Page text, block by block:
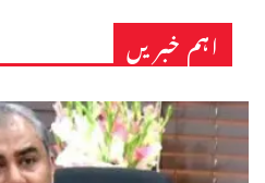
اہم خبریں